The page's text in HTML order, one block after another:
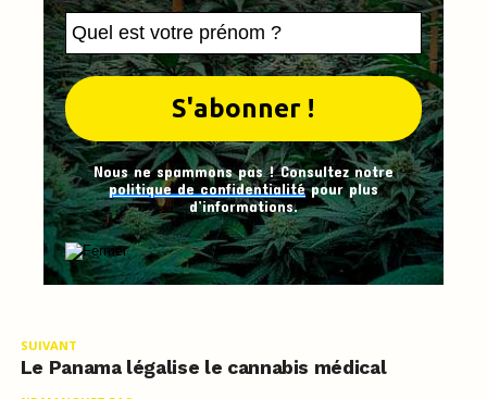
Nous ne spammons pas ! Consultez notre
politique de confidentialitépour plus
d’informations.
SUIVANT
Le Panama légalise le cannabis médical